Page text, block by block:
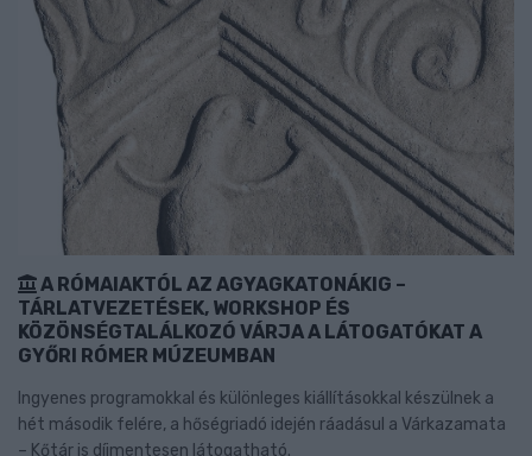
A RÓMAIAKTÓL AZ AGYAGKATONÁKIG –
TÁRLATVEZETÉSEK, WORKSHOP ÉS
KÖZÖNSÉGTALÁLKOZÓ VÁRJA A LÁTOGATÓKAT A
GYŐRI RÓMER MÚZEUMBAN
Ingyenes programokkal és különleges kiállításokkal készülnek a
hét második felére, a hőségriadó idején ráadásul a Várkazamata
– Kőtár is díjmentesen látogatható.